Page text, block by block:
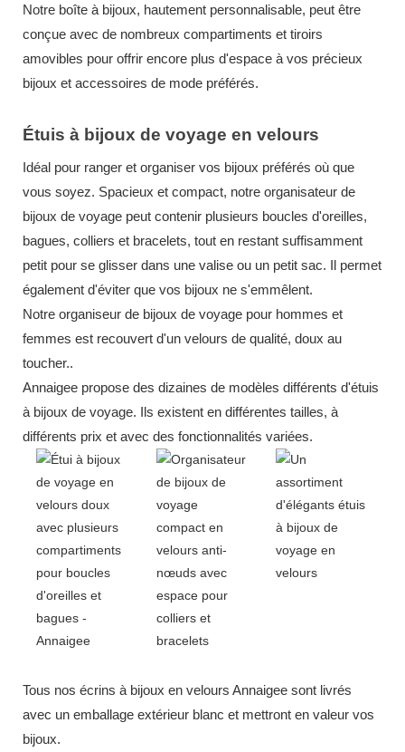
Notre boîte à bijoux, hautement personnalisable, peut être
conçue avec de nombreux compartiments et tiroirs
amovibles pour offrir encore plus d'espace à vos précieux
bijoux et accessoires de mode préférés.
Étuis à bijoux de voyage en velours
Idéal pour ranger et organiser vos bijoux préférés où que
vous soyez. Spacieux et compact, notre organisateur de
bijoux de voyage peut contenir plusieurs boucles d'oreilles,
bagues, colliers et bracelets, tout en restant suffisamment
petit pour se glisser dans une valise ou un petit sac. Il permet
également d'éviter que vos bijoux ne s'emmêlent.
Notre organiseur de bijoux de voyage pour hommes et
femmes est recouvert d'un velours de qualité, doux au
toucher..
Annaigee propose des dizaines de modèles différents d'étuis
à bijoux de voyage. Ils existent en différentes tailles, à
différents prix et avec des fonctionnalités variées.
Tous nos écrins à bijoux en velours Annaigee sont livrés
avec un emballage extérieur blanc et mettront en valeur vos
bijoux.